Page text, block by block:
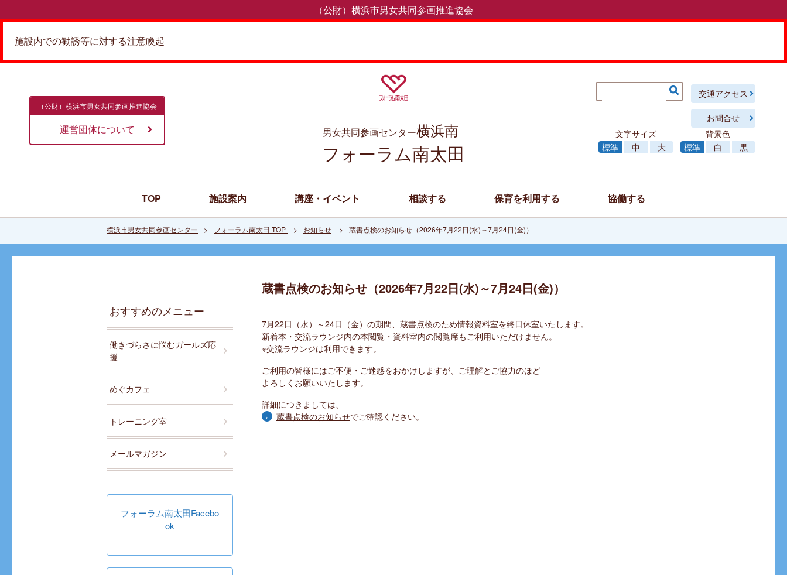
（公財）横浜市男女共同参画推進協会
施設内での勧誘等に対する注意喚起
（公財）横浜市男女共同参画推進協会
運営団体について 男女共同参画センター横浜南
フォーラム南太田
交通アクセス
お問合せ
文字サイズ
標準
中 大
背景色
標準
白 黒
TOP 施設案内 講座・イベント 相談する 保育を利用する 協働する
横浜市男女共同参画センター フォーラム南太田 TOP お知らせ 蔵書点検のお知らせ（2026年7月22日(水)～7月24日(金)）
蔵書点検のお知らせ（2026年7月22日(水)～7月24日(金)）
7月22日（水）～24日（金）の期間、蔵書点検のため情報資料室を終日休室いたします。
新着本・交流ラウンジ内の本閲覧・資料室内の閲覧席もご利用いただけません。
※交流ラウンジは利用できます。
ご利用の皆様にはご不便・ご迷惑をおかけしますが、ご理解とご協力のほど
よろしくお願いいたします。
詳細につきましては、
蔵書点検のお知らせでご確認ください。
おすすめのメニュー
働きづらさに悩むガールズ応
援
めぐカフェ
トレーニング室
メールマガジン
フォーラム南太田Facebo
ok